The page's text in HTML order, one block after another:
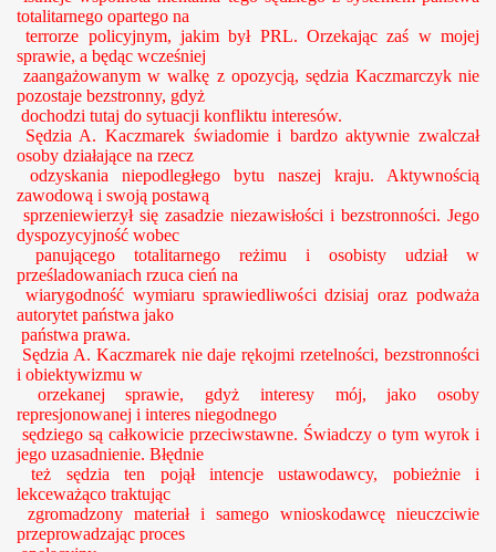
totalitarnego opartego na
terrorze policyjnym, jakim był PRL. Orzekając zaś w mojej
sprawie, a będąc wcześniej
zaangażowanym w walkę z opozycją, sędzia Kaczmarczyk nie
pozostaje bezstronny, gdyż
dochodzi tutaj do sytuacji konfliktu interesów.
Sędzia A. Kaczmarek świadomie i bardzo aktywnie zwalczał
osoby działające na rzecz
odzyskania niepodległego bytu naszej kraju. Aktywnością
zawodową i swoją postawą
sprzeniewierzył się zasadzie niezawisłości i bezstronności. Jego
dyspozycyjność wobec
panującego totalitarnego reżimu i osobisty udział w
prześladowaniach rzuca cień na
wiarygodność wymiaru sprawiedliwości dzisiaj oraz podważa
autorytet państwa jako
państwa prawa.
Sędzia A. Kaczmarek nie daje rękojmi rzetelności, bezstronności
i obiektywizmu w
orzekanej sprawie, gdyż interesy mój, jako osoby
represjonowanej i interes niegodnego
sędziego są całkowicie przeciwstawne. Świadczy o tym wyrok i
jego uzasadnienie. Błędnie
też sędzia ten pojął intencje ustawodawcy, pobieżnie i
lekceważąco traktując
zgromadzony materiał i samego wnioskodawcę nieuczciwie
przeprowadzając proces